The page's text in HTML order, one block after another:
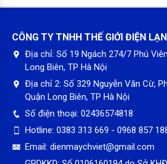
Ở chế độ cảm biến tự động S-Smart,
điều chỉnh nhiệt độ cài đặt và cường
hợp thực tế. Chức năng này nhằm
lý tưởng nhất cho không gian. Khi
trạng thái nóng lạnh thất thường không
chỉ cảm thấy dễ chịu hơn mà còn được
quả. Kết hợp 3 loại màng lọc khác
CÔNG TY TNHH THẾ GIỚI ĐIỆN
Địa chỉ: Số 19 Ngách 274/7 Phú
Long Biên, TP Hà Nội
Địa chỉ 2: Số 329 Nguyễn Văn Cừ,
Quận Long Biên, TP Hà Nội
Số điện thoại: 02436574818
Hotline: 0383 313 669 - 0968 857
Email: dienmaychviet@gmail.com